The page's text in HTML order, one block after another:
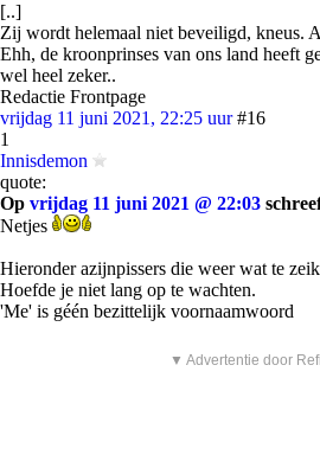
[..]
Zij wordt helemaal niet beveiligd, kneus.
Ehh, de kroonprinses van ons land heeft
wel heel zeker..
Redactie Frontpage
vrijdag 11 juni 2021, 22:25 uur #16
1
Innisdemon
quote:
Op vrijdag 11 juni 2021 @ 22:03
Netjes
Hieronder azijnpissers die weer wat te
Hoefde je niet lang op te wachten.
'Me' is géén bezittelijk voornaamwoord
▼ Advertentie door